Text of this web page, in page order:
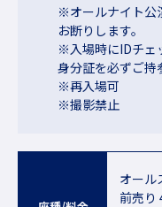
※オールナイト公
お断りします。
※入場時にIDチェ
身分証を必ずご持
※再入場可
※撮影禁止
オール
前売り